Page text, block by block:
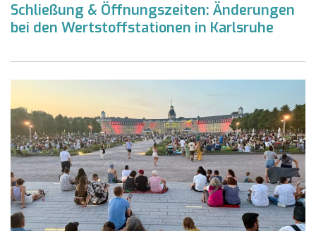
Schließung & Öffnungszeiten: Änderungen
bei den Wertstoffstationen in Karlsruhe